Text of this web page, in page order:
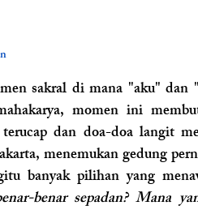
sakral di mana "aku" dan
momen ini
dan doa-doa langit
menemukan gedung
banyak pilihan yang
benar sepadan? Mana